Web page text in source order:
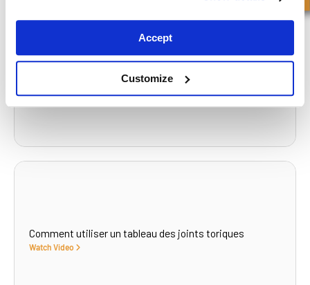
Accept
Customize
Comment utiliser un testeur de matériaux pour joints
toriques
Comment utiliser un tableau des joints toriques
Watch Video